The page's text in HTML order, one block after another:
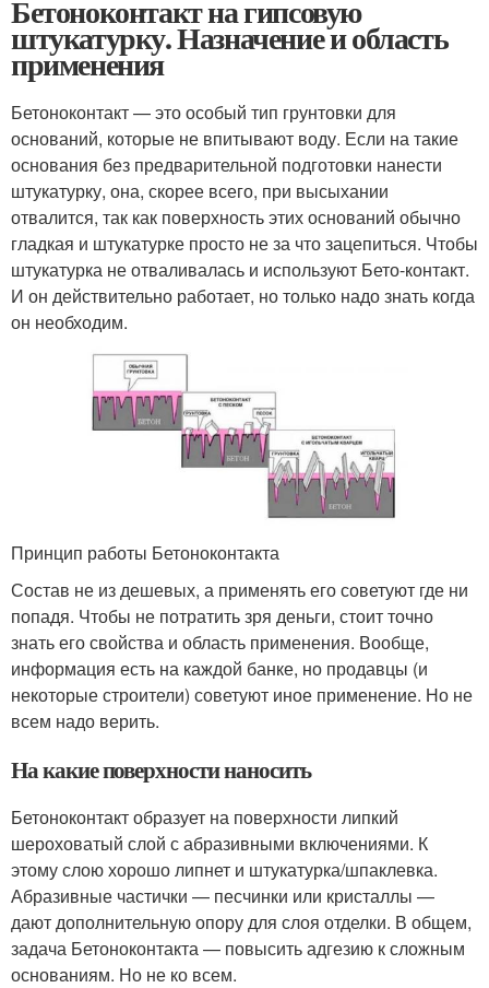
Бетоноконтакт на гипсовую
штукатурку. Назначение и область
применения
Бетоноконтакт — это особый тип грунтовки для
оснований, которые не впитывают воду. Если на такие
основания без предварительной подготовки нанести
штукатурку, она, скорее всего, при высыхании
отвалится, так как поверхность этих оснований обычно
гладкая и штукатурке просто не за что зацепиться. Чтобы
штукатурка не отваливалась и используют Бето-контакт.
И он действительно работает, но только надо знать когда
он необходим.
Принцип работы Бетоноконтакта
Состав не из дешевых, а применять его советуют где ни
попадя. Чтобы не потратить зря деньги, стоит точно
знать его свойства и область применения. Вообще,
информация есть на каждой банке, но продавцы (и
некоторые строители) советуют иное применение. Но не
всем надо верить.
На какие поверхности наносить
Бетоноконтакт образует на поверхности липкий
шероховатый слой с абразивными включениями. К
этому слою хорошо липнет и штукатурка/шпаклевка.
Абразивные частички — песчинки или кристаллы —
дают дополнительную опору для слоя отделки. В общем,
задача Бетоноконтакта — повысить адгезию к сложным
основаниям. Но не ко всем.